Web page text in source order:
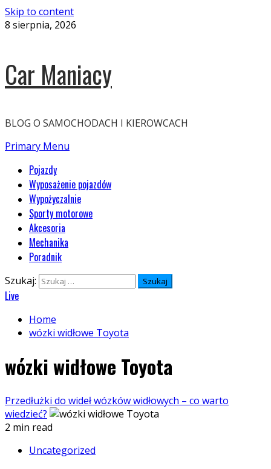
Skip to content
8 sierpnia, 2026
Car Maniacy
BLOG O SAMOCHODACH I KIEROWCACH
Primary Menu
Pojazdy
Wyposażenie pojazdów
Wypożyczalnie
Sporty motorowe
Akcesoria
Mechanika
Poradnik
Szukaj:
Live
Home
wózki widłowe Toyota
wózki widłowe Toyota
Przedłużki do wideł wózków widłowych – co warto
wiedzieć?
2 min read
Uncategorized